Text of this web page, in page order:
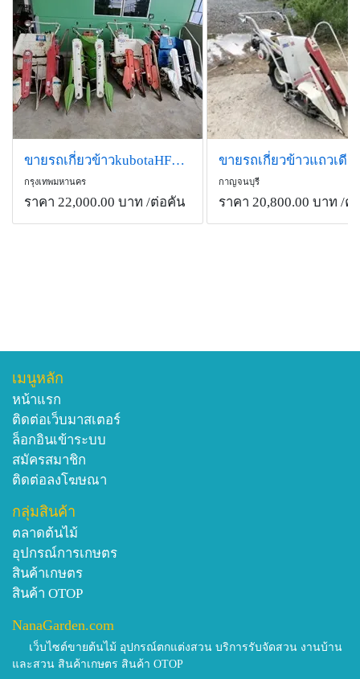
ขายรถเกี่ยวข้าวkubotaHF52s 2 แถวเดียวเดินตาม
กรุงเทพมหานคร
ราคา 22,000.00 บาท /ต่อคัน
กาญจนบุรี
ราคา 20,800.00 บาท /คั
เมนูหลัก
หน้าแรก
ติดต่อเว็บมาสเตอร์
ล็อกอินเข้าระบบ
สมัครสมาชิก
ติดต่อลงโฆษณา
กลุ่มสินค้า
ตลาดต้นไม้
อุปกรณ์การเกษตร
สินค้าเกษตร
สินค้า OTOP
NanaGarden.com
เว็บไซต์ขายต้นไม้ อุปกรณ์ตกแต่งสวน บริการรับจัดสวน งานบ้าน
และสวน สินค้าเกษตร สินค้า OTOP